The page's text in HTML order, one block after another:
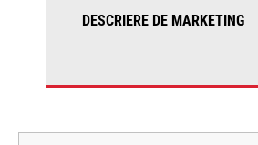
DESCRIERE DE MARKETING